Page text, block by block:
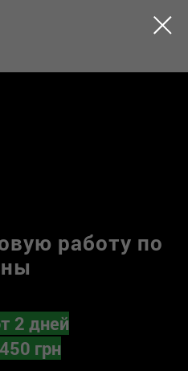
работу по
2 дней
грн